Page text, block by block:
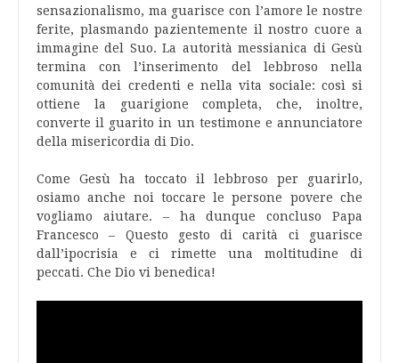
sensazionalismo, ma guarisce con l’amore le nostre
ferite, plasmando pazientemente il nostro cuore a
immagine del Suo. La autorità messianica di Gesù
termina con l’inserimento del lebbroso nella
comunità dei credenti e nella vita sociale: così si
ottiene la guarigione completa, che, inoltre,
converte il guarito in un testimone e annunciatore
della misericordia di Dio.
Come Gesù ha toccato il lebbroso per guarirlo,
osiamo anche noi toccare le persone povere che
vogliamo aiutare. – ha dunque concluso Papa
Francesco – Questo gesto di carità ci guarisce
dall’ipocrisia e ci rimette una moltitudine di
peccati. Che Dio vi benedica!